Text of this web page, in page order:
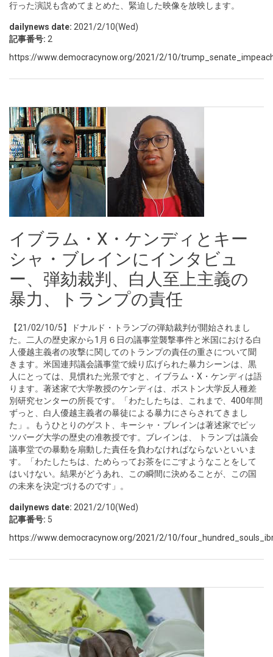
行った演説も含めてまとめた、緊迫した映像を放映します。
dailynews date: 2021/2/10(Wed)
記事番号: 2
https://www.democracynow.org/2021/2/10/
イブラム・X・ケンディとキー
シャ・ブレインにインタビュ
ー、弾劾裁判、白人至上主義の
暴力、トランプの責任
【21/02/10/5】ドナルド・トランプの弾劾裁判が開始されまし
た。二人の歴史家から1月６日の議事堂襲撃事件と米国における白
人優越主義者の攻撃に関してのトランプの責任の重さについて聞
きます。米国連邦議会議事堂で繰り広げられた暴力シーンは、黒
人にとっては、見慣れた光景ですと、イブラム・X・ケンディは語
ります。著述家で大学教授のケンディは、ボストン大学反人種差
別研究センターの所長です。「わたしたちは、これまで、400年間
ずっと、白人優越主義者の暴徒による暴力にさらされてきまし
た」。もうひとりのゲスト、キーシャ・ブレインは著述家でピッ
ツバーグ大学の歴史の准教授です。ブレインは、 トランプは議会
議事堂での暴動を扇動した責任を負わなければならないといいま
す。「わたしたちは、ためらってお茶をにごすようなことをして
はいけない。結果がどうあれ、この瞬間に決めることが、この国
の未来を決定づけるのです」。
dailynews date: 2021/2/10(Wed)
記事番号: 5
https://www.democracynow.org/2021/2/10/